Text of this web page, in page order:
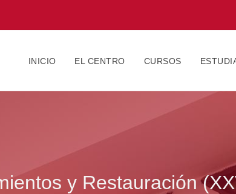
INICIO EL CENTRO CURSOS
y Restauración